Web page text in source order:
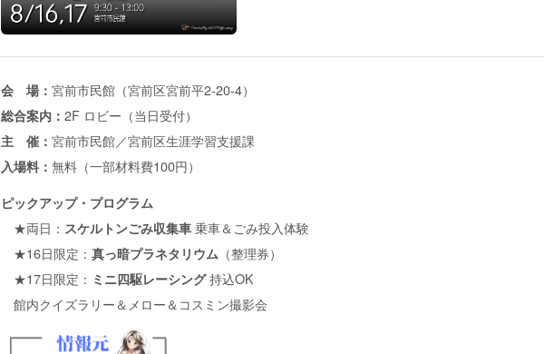
会 場： 宮前市民館（宮前区宮前平2-20-4）
総合案内： 2F ロビー（当日受付）
主 催： 宮前市民館／宮前区生涯学習支援課
入場料： 無料（一部材料費100円）
ピックアップ・プログラム
★両日： スケルトンごみ収集車 乗車＆ごみ投入体験
★16日限定：真っ暗プラネタリウム （整理券）
★17日限定： ミニ四駆レーシング持込OK
館内クイズラリー＆メロー＆コスミン撮影会